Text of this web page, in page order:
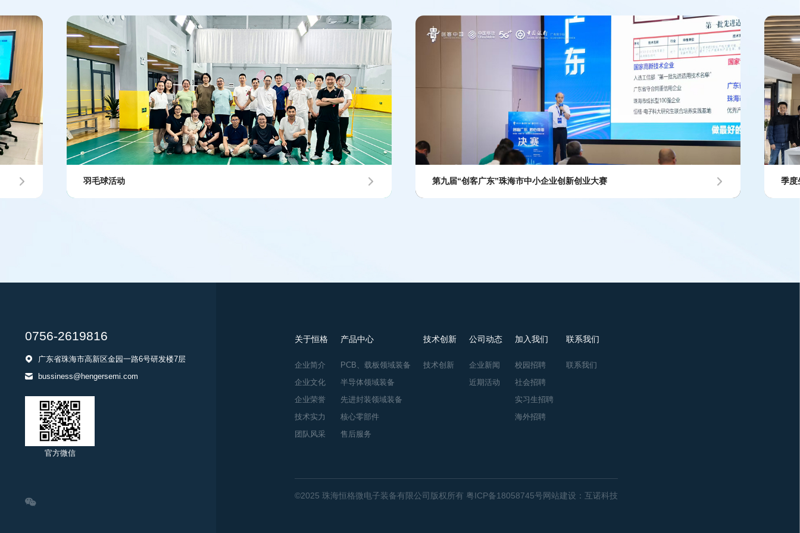
羽毛球活动 第九届“创客广东”珠海市中小企业创新创业大赛 季度
0756-2619816
广东省珠海市高新区金园一路6号研发楼7层
bussiness@hengersemi.com
官方微信
关于恒格
企业简介
企业文化
企业荣誉
技术实力
团队风采
产品中心
PCB、载板领域装备
半导体领域装备
先进封装领域装备
核心零部件
售后服务
技术创新
技术创新
公司动态
企业新闻
近期活动
加入我们
校园招聘
社会招聘
实习生招聘
海外招聘
联系我们
联系我们
©2025 珠海恒格微电子装备有限公司版权所有 粤ICP备18058745号网站建设 ： 互诺科技